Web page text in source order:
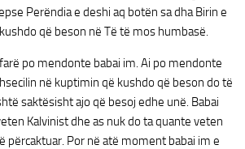
Perëndia e deshi aq botën sa dha Birin e
që beson në Të të mos humbasë.
po mendonte babai im. Ai po mendonte
në kuptimin që kushdo që beson do të
saktësisht ajo që besoj edhe unë. Babai
Kalvinist dhe as nuk do ta quante veten
përcaktuar. Por në atë moment babai im e